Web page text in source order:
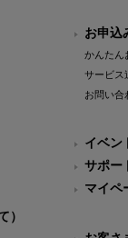
）
お申込
かんたん
サービス
お問い合
イベン
サポー
マイペ